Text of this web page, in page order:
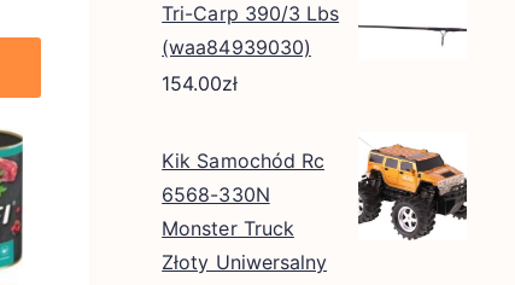
Tri-Carp 390/3 Lbs
(waa84939030)
154.00zł
Kik Samochód Rc
6568-330N
Monster Truck
Złoty Uniwersalny